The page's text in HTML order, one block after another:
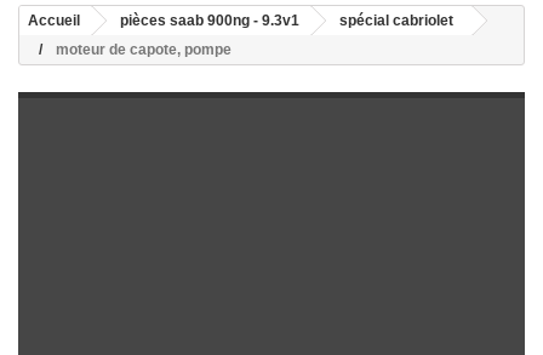
Accueil pièces saab 900ng - 9.3v1
spécial cabriolet
moteur de capote, pompe